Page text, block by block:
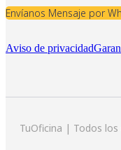
Envíanos Mensaje por
Aviso de privacidad
TuOficina | Todos los